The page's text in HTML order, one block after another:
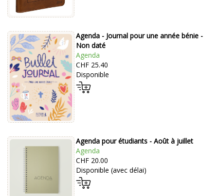
Agenda - Journal pour une année bénie -
Non daté
Agenda
CHF 25.40
Disponible
Agenda pour étudiants - Août à juillet
Agenda
CHF 20.00
Disponible (avec délai)